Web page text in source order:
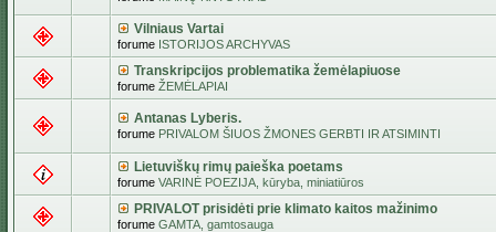
Vilniaus Vartai
forume ISTORIJOS ARCHYVAS
Transkripcijos problematika žemėlapiuose
forume ŽEMĖLAPIAI
Antanas Lyberis.
forume PRIVALOM ŠIUOS ŽMONES GERBTI IR ATSIMINTI
Lietuviškų rimų paieška poetams
forume VARINĖ POEZIJA, kūryba, miniatiūros
PRIVALOT prisidėti prie klimato kaitos mažinimo
forume GAMTA, gamtosauga